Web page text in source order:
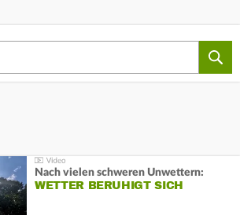
Nach vielen schweren Unwettern:
WETTER BERUHIGT SICH